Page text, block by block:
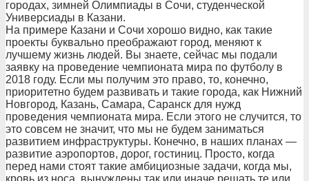
городах, зимней Олимпиады в Сочи, студенческой
Универсиады в Казани.
На примере Казани и Сочи хорошо видно, как такие
проекты буквально преображают город, меняют к
лучшему жизнь людей. Вы знаете, сейчас мы подали
заявку на проведение чемпионата мира по футболу в
2018 году. Если мы получим это право, то, конечно,
приоритетно будем развивать и такие города, как Нижний
Новгород, Казань, Самара, Саранск для нужд
проведения чемпионата мира. Если этого не случится, то
это совсем не значит, что мы не будем заниматься
развитием инфраструктуры. Конечно, в наших планах —
развитие аэропортов, дорог, гостиниц. Просто, когда
перед нами стоят такие амбициозные задачи, когда мы,
кровь из носа, вынуждены так или иначе решать те или